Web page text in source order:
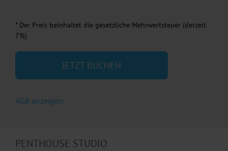
* Der Preis beinhaltet die gesetzliche Mehrwertsteuer (derzeit
7%)
JETZT BUCHEN
AGB anzeigen
PENTHOUSE STUDIO